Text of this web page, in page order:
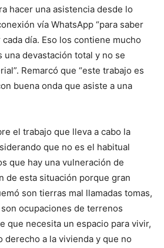
hacer una asistencia desde lo
vía WhatsApp “para saber
día. Eso los contiene mucho
devastación total y no se
Remarcó que “este trabajo es
buena onda que asiste a una
el trabajo que lleva a cabo la
que no es el habitual
que hay una vulneración de
de esta situación porque gran
son tierras mal llamadas tomas,
ocupaciones de terrenos
que necesita un espacio para vivir,
derecho a la vivienda y que no